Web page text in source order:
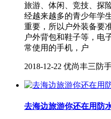
旅游、体闲、竞技、探
经越来越多的青少年学
重要，所以户外装备要
户外背包和鞋子等，电
常使用的手机，户
2018-12-22 优尚丰三防
去海边旅游你还在用防